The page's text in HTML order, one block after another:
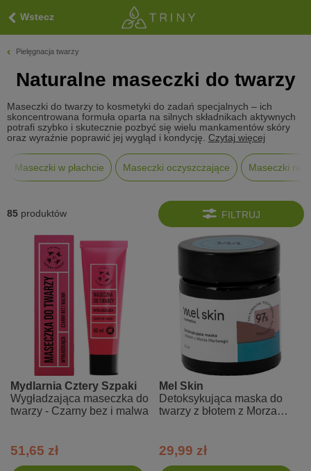
Wstecz
Pielęgnacja twarzy
Naturalne maseczki do twarzy
Maseczki do twarzy to kosmetyki do zadań specjalnych – ich
skoncentrowana formuła oparta na silnych składnikach aktywnych
potrafi szybko i skutecznie pozbyć się wielu mankamentów skóry
oraz wyraźnie poprawić jej wygląd i kondycję. Czytaj więcej
Maseczki w płachcie Maseczki oczyszczające Maseczki
FILTRUJ
85 produktów
Mydlarnia Cztery Szpaki
Wygładzająca maseczka do
twarzy - Czarny bez i malwa
51,65 zł
Mel Skin
Detoksykująca maska do
twarzy z błotem z Morza
29,99 zł